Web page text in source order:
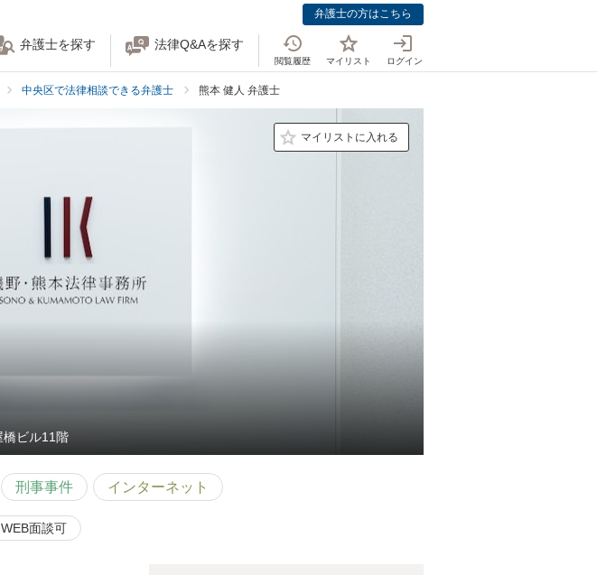
弁護士の方はこちら
弁護士を探す 法律Q&Aを探す
閲覧履歴 マイリスト ログイン
中央区で法律相談できる弁護士 熊本 健人 弁護士
マイリストに入れる
橋ビル11階
刑事事件 インターネット
WEB面談可